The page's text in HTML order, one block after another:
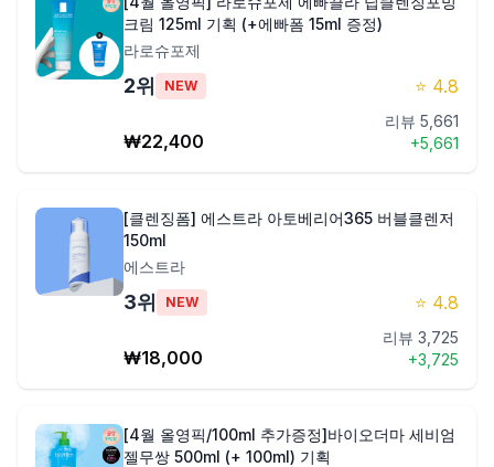
크림 125ml 기획 (+에빠폼 15ml 증정)
라로슈포제
2위 NEW ⭐ 4.8
₩22,400
리뷰 5,661
+5,661
[클렌징폼] 에스트라 아토베리어365 버블클렌저
150ml
에스트라
3위 NEW ⭐ 4.8
₩18,000
리뷰 3,725
+3,725
[4월 올영픽/100ml 추가증정]바이오더마 세비엄
젤무쌍 500ml (+ 100ml) 기획